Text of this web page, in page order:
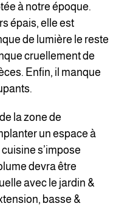
à notre époque.
épais, elle est
de lumière le reste
cruellement de
Enfin, il manque
la zone de
un espace à
s’impose
devra être
avec le jardin &
basse &